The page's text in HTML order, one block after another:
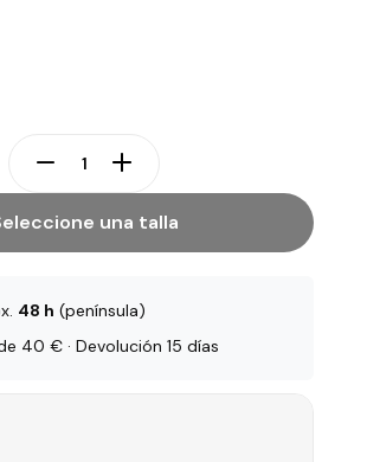
una talla
48 h (península)
40 € · Devolución 15 días